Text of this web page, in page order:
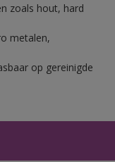
zoals hout, hard
metalen,
op gereinigde